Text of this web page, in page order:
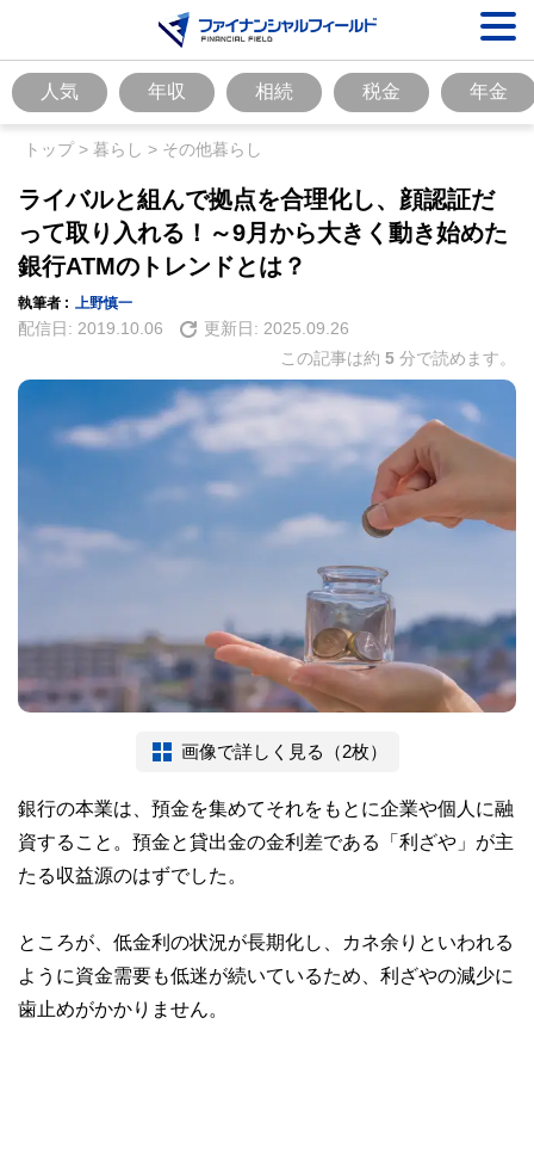
人気 年収 相続 税金 年金
トップ> 暮らし > その他暮らし
ライバルと組んで拠点を合理化し、顔認証だ
って取り入れる！～9月から大きく動き始めた
銀行ATMのトレンドとは？
執筆者 : 上野慎一
配信日: 2019.10.06 更新日: 2025.09.26
この記事は約 5 分で読めます。
画像で詳しく見る（2枚）
銀行の本業は、預金を集めてそれをもとに企業や個人に融
資すること。預金と貸出金の金利差である「利ざや」が主
たる収益源のはずでした。
ところが、低金利の状況が長期化し、カネ余りといわれる
ように資金需要も低迷が続いているため、利ざやの減少に
歯止めがかかりません。